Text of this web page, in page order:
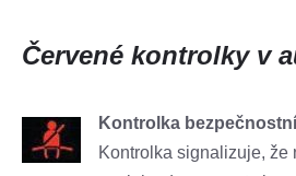
Červené kontrolky v
Kontrolka
Kontrolka signalizuje, že